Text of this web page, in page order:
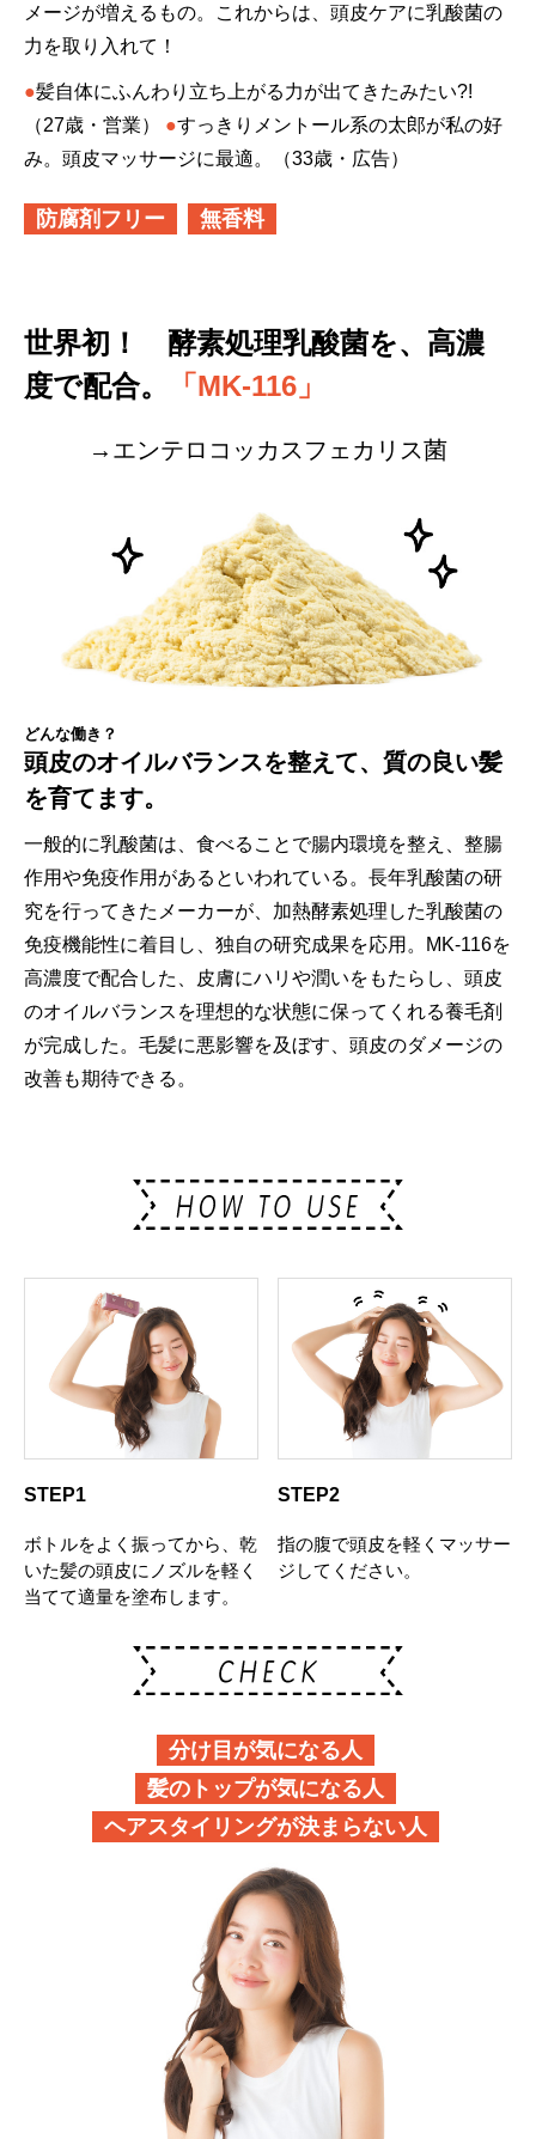
メージが増えるもの。これからは、頭皮ケアに乳酸菌の
力を取り入れて！
●髪自体にふんわり立ち上がる力が出てきたみたい?!
（27歳・営業）
●すっきりメントール系の太郎が私の好
み。頭皮マッサージに最適。（33歳・広告）
防腐剤フリー 無香料
世界初！ 酵素処理乳酸菌を、高濃
度で配合。
「MK-116」
→エンテロコッカスフェカリス菌
どんな働き？
頭皮のオイルバランスを整えて、質の良い髪
を育てます。
一般的に乳酸菌は、食べることで腸内環境を整え、整腸
作用や免疫作用があるといわれている。長年乳酸菌の研
究を行ってきたメーカーが、加熱酵素処理した乳酸菌の
免疫機能性に着目し、独自の研究成果を応用。MK-116を
高濃度で配合した、皮膚にハリや潤いをもたらし、頭皮
のオイルバランスを理想的な状態に保ってくれる養毛剤
が完成した。毛髪に悪影響を及ぼす、頭皮のダメージの
改善も期待できる。
STEP1
ボトルをよく振ってから、乾
いた髪の頭皮にノズルを軽く
当てて適量を塗布します。
STEP2
指の腹で頭皮を軽くマッサー
ジしてください。
分け目が気になる人
髪のトップが気になる人
ヘアスタイリングが決まらない人